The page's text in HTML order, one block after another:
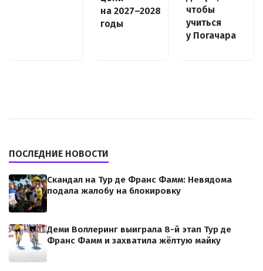
на 2027–2028
годы
чтобы
учиться
у Погачара
ПОСЛЕДНИЕ НОВОСТИ
Скандал на Тур де Франс Фамм: Невядома
подала жалобу на блокировку
Деми Воллеринг выиграла 8-й этап Тур де
Франс Фамм и захватила жёлтую майку